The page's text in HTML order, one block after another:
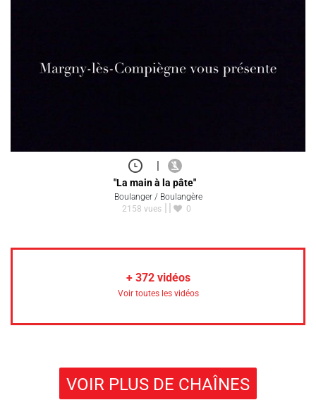
|
"La main à la pâte"
Boulanger / Boulangère
2158 vues
0
+ 372vidéos
Voir toutes les vidéos
VOIR PLUS DE CHAÎNES